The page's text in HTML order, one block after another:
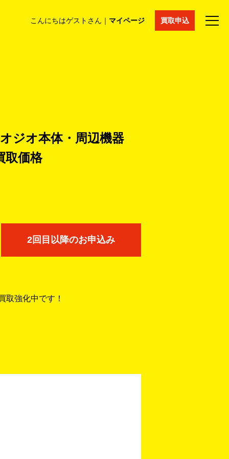
こんにちはゲストさん｜ マイページ 買取申込
コラム マイページ 採用情報 通販サイト
ジオ本体・周辺機器
取価格
2回目以降のお申込み
取強化中です！